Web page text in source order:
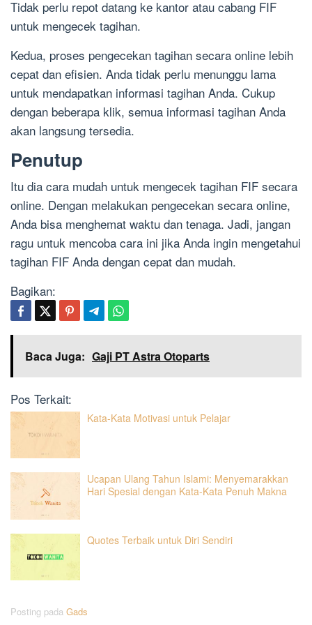
Tidak perlu repot datang ke kantor atau cabang FIF
untuk mengecek tagihan.
Kedua, proses pengecekan tagihan secara online lebih
cepat dan efisien. Anda tidak perlu menunggu lama
untuk mendapatkan informasi tagihan Anda. Cukup
dengan beberapa klik, semua informasi tagihan Anda
akan langsung tersedia.
Penutup
Itu dia cara mudah untuk mengecek tagihan FIF secara
online. Dengan melakukan pengecekan secara online,
Anda bisa menghemat waktu dan tenaga. Jadi, jangan
ragu untuk mencoba cara ini jika Anda ingin mengetahui
tagihan FIF Anda dengan cepat dan mudah.
Bagikan:
Baca Juga: Gaji PT Astra Otoparts
Pos Terkait:
Kata-Kata Motivasi untuk Pelajar
Ucapan Ulang Tahun Islami: Menyemarakkan
Hari Spesial dengan Kata-Kata Penuh Makna
Quotes Terbaik untuk Diri Sendiri
Posting pada Gads